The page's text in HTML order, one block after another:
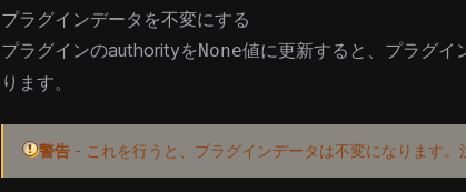
プラグインデータを不変にする
プラグインのauthorityをNone値に更新すると、プラグイ
ります。
警告 - これを行うと、プラグインデータは不変になります。